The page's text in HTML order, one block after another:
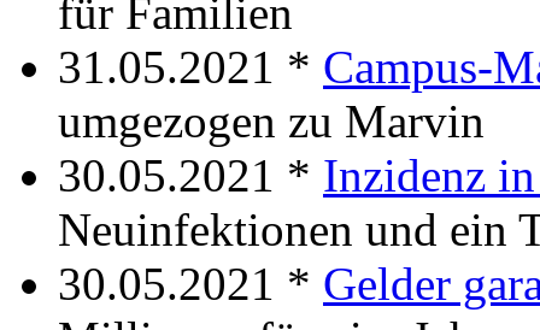
für Familien
31.05.2021 * Campus-
umgezogen zu Marvin
30.05.2021 * Inzidenz
Neuinfektionen und ein
30.05.2021 * Gelder